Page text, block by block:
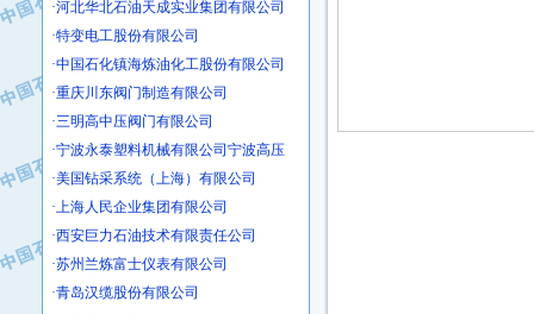
·特变电工股份有限公司
·中国石化镇海炼油化工股份有限公司
·重庆川东阀门制造有限公司
·三明高中压阀门有限公司
·宁波永泰塑料机械有限公司宁波高压
·美国钻采系统（上海）有限公司
·上海人民企业集团有限公司
·西安巨力石油技术有限责任公司
·苏州兰炼富士仪表有限公司
·青岛汉缆股份有限公司
·厦门市榕兴新世纪石油设备制造有限